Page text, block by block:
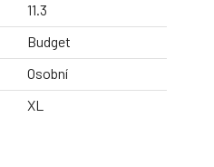
11.3
Budget
Osobní
XL